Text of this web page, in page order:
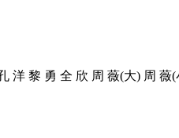
洋 黎 勇 全 欣 周 薇(大) 周 薇(